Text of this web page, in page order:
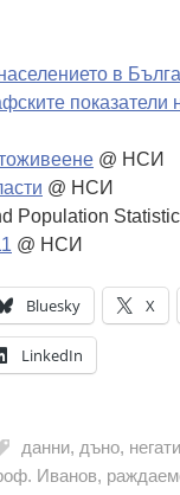
в
показатели
@ НСИ
@ НСИ
Population
@ НСИ
Bluesky X
LinkedIn
данни, дъно,
Иванов,